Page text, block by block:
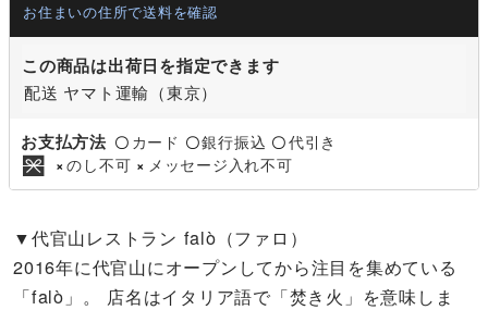
お住まいの住所で送料を確認
この商品は出荷日を指定できます
配送 ヤマト運輸（東京）
お支払方法 〇 カード 〇銀行振込 〇代引き
× のし不可 × メッセージ入れ不可
▼代官山レストラン falò（ファロ）
2016年に代官山にオープンしてから注目を集めている
「falò」。 店名はイタリア語で「焚き火」を意味しま